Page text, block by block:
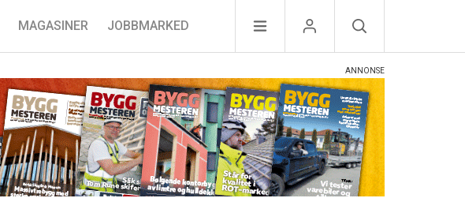
MAGASINER JOBBMARKED